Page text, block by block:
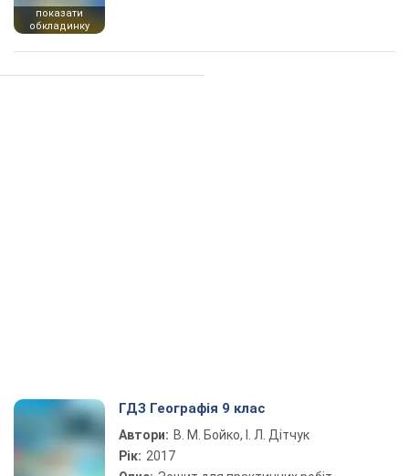
показати
обкладинку
ГДЗ Географія 9 клас
Автори: В. М. Бойко, І. Л. Дітчук
Рік: 2017